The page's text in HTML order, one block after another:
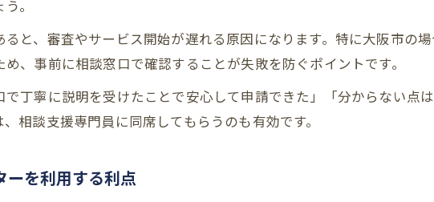
相談窓口で不安や悩みを解消する活用法
福祉サービス苦情相談で迅速に対応する方法
大阪府の精神保健福祉センター活用のコツ
精神保健福祉センターの相談サービス活用術
大阪府障害者自立相談支援センターへのアクセス
。
と、審査やサービス開始が遅れる原因になります。特に大阪市の
、事前に相談窓口で確認することが失敗を防ぐポイントです。
丁寧に説明を受けたことで安心して申請できた」「分からない点
相談支援専門員に同席してもらうのも有効です。
ーを利用する利点